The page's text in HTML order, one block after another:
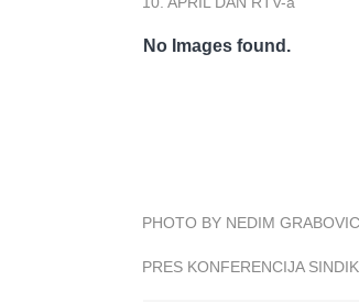
No Images found.
PHOTO BY NEDIM
PRES KONFERENCIJA